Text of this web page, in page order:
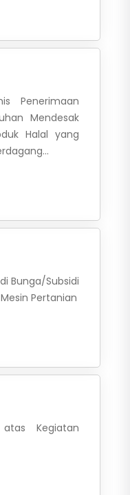
Penerimaan
Mendesak
Halal yang
Bunga/Subsidi
Pertanian
Kegiatan